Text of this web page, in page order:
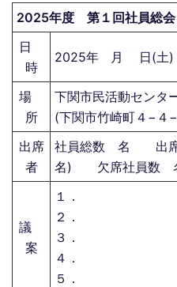
2025年度 第１回社員総会
日
時
2025年 月 日(
場
所
下関市民活動セン
(下関市竹崎町４−４
出席
者
社員総数 名 出席
名) 欠席社員数
議
案
１．
２．
３．
４．
５．